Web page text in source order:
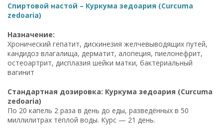
Спиртовой настой – Куркума зедоария (Curcuma
zedoaria)
Назначение:
Хронический гепатит, дискинезия желчевыводящих путей,
кандидоз влагалища, дерматит, алопеция, пиелонефрит,
остеоартрит, дисплазия шейки матки, бактериальный
вагинит
Стандартная дозировка: Куркума зедоария (Curcuma
zedoaria)
По 20 капель 2 раза в день до еды, разведённых в 50
миллилитрах тёплой воды. Курс — 21 день.